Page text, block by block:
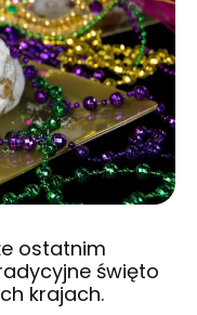
ostatnim
święto
krajach.